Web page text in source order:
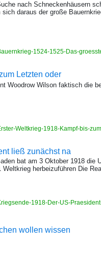
nach Schneckenhäusern
daraus der große
1524-1525-Das-
Letzten oder
Woodrow Wilson faktisch die
Weltkrieg-1918-Kampf-bis-
ließ zunächst na
bat am 3 Oktober 1918 die
herbeizuführen Die
1918-Der-US-
wollen wissen